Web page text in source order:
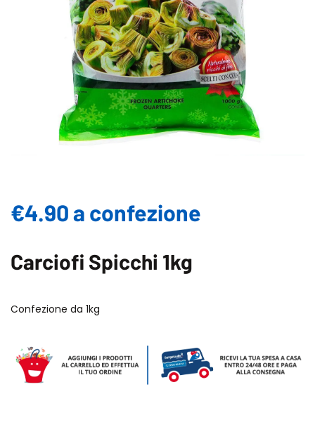
€4.90 a confezione
Carciofi Spicchi 1kg
Confezione da 1kg